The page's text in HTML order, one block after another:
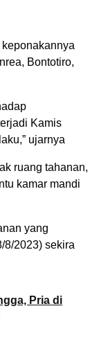
Bontotiro,
Kamis
ujarnya
ruang tahanan,
kamar mandi
yang
8/2023) sekira
Pria di